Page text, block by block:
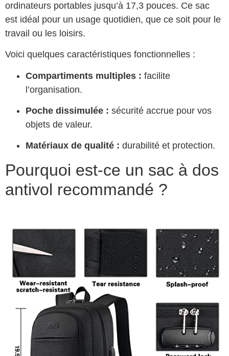
ordinateurs portables jusqu’à 17,3 pouces. Ce sac
est idéal pour un usage quotidien, que ce soit pour le
travail ou les loisirs.
Voici quelques caractéristiques fonctionnelles :
Compartiments multiples : facilite
l’organisation.
Poche dissimulée : sécurité accrue pour vos
objets de valeur.
Matériaux de qualité : durabilité et protection.
Pourquoi est-ce un sac à dos
antivol recommandé ?